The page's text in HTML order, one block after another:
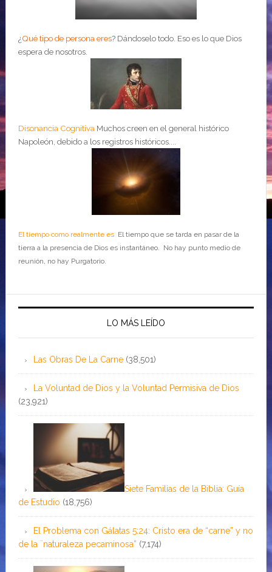
¿Qué tipo de persona eres? Dándoselo todo. Eso es lo que Dios
espera de nosotros.
Disonancia Cognitiva Muchos creen en el general histórico
Napoleón, debido a los registros históricos....
El tiempo como realmente esEl tiempo que se tarda en pasar de la
tierra a la presencia de Dios es instantáneo. No hay punto medio de
reunión, no hay Purgatorio.
LO MÁS LEÍDO
Las Obras De La Carne (38,501)
La Voluntad de Dios y la Voluntad Permisiva de Dios
(23,921)
Siete Familias de la Biblia: Guía
de Estudio (18,756)
El Problema con Gálatas 5:24: Cristo era de “carne” y no
de la ¨naturaleza pecaminosa” (7,174)